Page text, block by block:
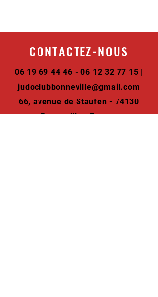
CONTACTEZ-NOUS
06 19 69 44 46 - 06 12 32 77 15 |
judoclubbonneville@gmail.com
66, avenue de Staufen - 74130
Bonneville - France